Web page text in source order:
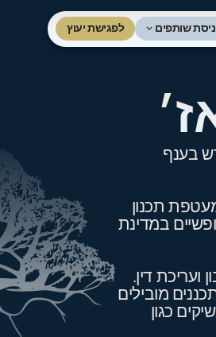
שותפים
לפגישת יעוץ
לפגישת ייעוץ
בענף
תכנון
במדינת
ועריכת דין.
מובילים
כגון